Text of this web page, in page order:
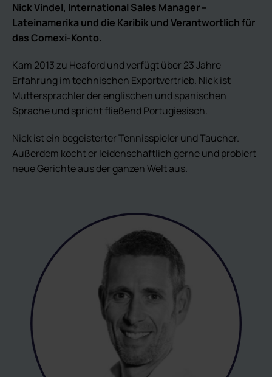
Nick Vindel, International Sales Manager –
Lateinamerika und die Karibik undVerantwortlich für
das Comexi-Konto.
Kam 2013 zu Heaford und verfügt über 23 Jahre
Erfahrung im technischen Exportvertrieb. Nick ist
Muttersprachler der englischen und spanischen
Sprache und spricht fließend Portugiesisch.
Nick ist ein begeisterter Tennisspieler und Taucher.
Außerdem kocht er leidenschaftlich gerne und probiert
neue Gerichte aus der ganzen Welt aus.